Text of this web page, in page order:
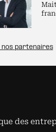
nos partenaires
des